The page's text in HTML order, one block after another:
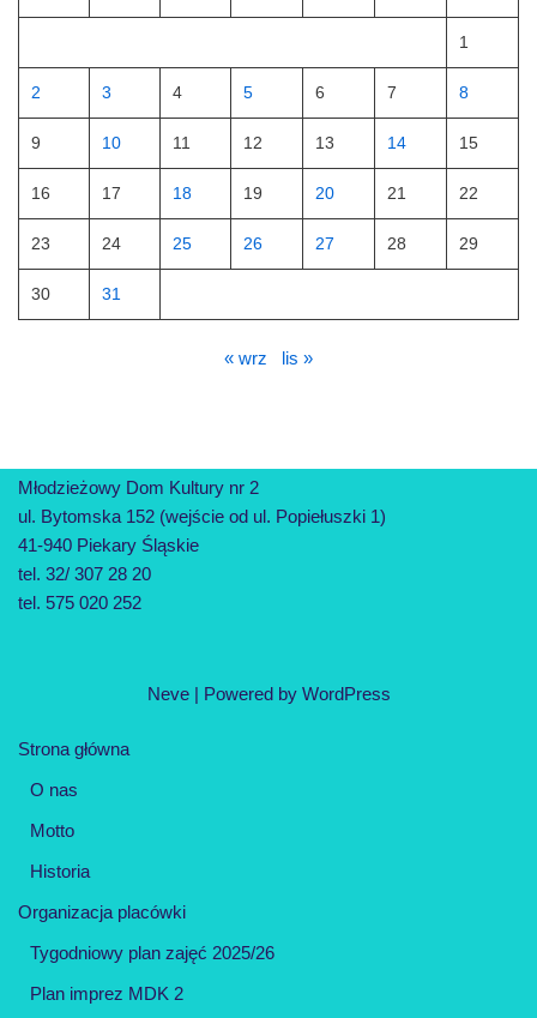
1
2 3 4 5 6 7 8
9 10 11 12 13 14 15
16 17 18 19 20 21 22
23 24 25 26 27 28 29
30 31
« wrz lis »
Młodzieżowy Dom Kultury nr 2
ul. Bytomska 152 (wejście od ul. Popiełuszki 1)
41-940 Piekary Śląskie
tel. 32/ 307 28 20
tel. 575 020 252
Neve| Powered by WordPress
Strona główna
O nas
Motto
Historia
Organizacja placówki
Tygodniowy plan zajęć 2025/26
Plan imprez MDK 2